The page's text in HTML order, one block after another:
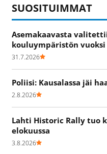
SUOSITUIMMAT
Asemakaavasta
kouluympäristön vuoksi
31.7.2026
Poliisi: Kausalassa jäi
2.8.2026
Lahti Historic Rally tuo
elokuussa
3.8.2026